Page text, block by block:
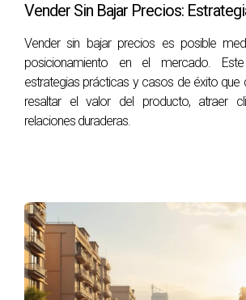
ofrecerte estrategias efectivas y
compradores potenciales.
Aprovecha mi experiencia en el
inmobiliario para lograr una venta
¡Escríbeme hoy!
puedes atraer compradores reales y
satisfactoria. Si tienes preguntas o
asesoramiento personalizado sobre
inmueble, no dudes en contactarme al
Vender Sin Bajar Precios:
Vender sin bajar precios es posible
posicionamiento en el mercado.
estrategias prácticas y casos de éxito
resaltar el valor del producto, atraer
relaciones duraderas.